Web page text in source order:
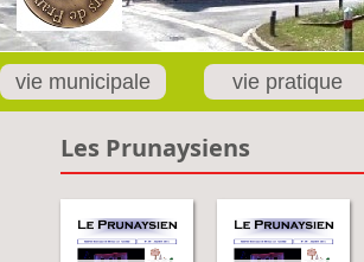
vie municipale vie pratique
Les Prunaysiens